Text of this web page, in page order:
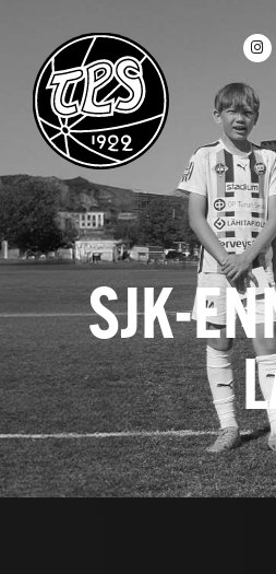
SJK-